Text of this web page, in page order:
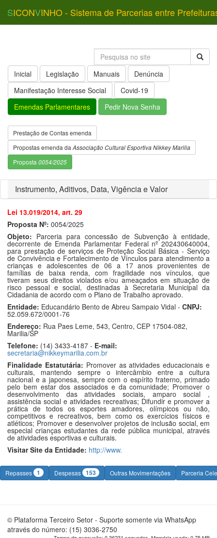
SICONVINHO - Sistema de Parcerias entre
Inicial Legislação Manuais
Denúncia
Manifestação Interesse Social
Covid-19
Emendas Parlamentares
Pedir Nova Senha
Prestação de Contas emenda
Propostas emenda da Associação Cultural Esportiva Nikkey Marilia
Proposta 0054/2025
Instrumento, Aditivos, Data, Vigência e Valor
Lei 13.019/2014, art. 29
Proposta Nº: 0054/2025
Objeto: Parceria para concessão de Subvenção à entidade,
decorrente de Emenda Parlamentar Federal nº 202430640004,
para prestação de serviços de Proteção Social Básica - Serviço
de Convivência e Fortalecimento de Vínculos para atendimento a
crianças e adolescentes de 06 a 17 anos provenientes de
famílias de baixa renda, com fragilidade nos vínculos, que
tiveram seus direitos violados e/ou ameaçados em situação de
risco pessoal e social, destinadas à Secretaria Municipal da
Cidadania de acordo com o Plano de Trabalho aprovado.
Entidade: Educandário Bento de Abreu Sampaio Vidal - CNPJ:
52.059.672/0001-76
Endereço: Rua Paes Leme, 543, Centro, CEP 17504-082,
Marilia/SP
Telefone: (14) 3433-4187 - E-mail:
secretaria@nikkeymarilia.com.br
Finalidade Estatutária: Promover as atividades educacionais e
culturais, mantendo sempre o intercâmbio entre a cultura
nacional e a japonesa, sempre com o espírito fraterno, primado
pelo bem estar dos associados e da comunidade; Promover o
desenvolvimento das atividades sociais, amparo social ,
assistência social e atividades recreativas; Difundir e promover a
prática de todos os esportes amadores, olímpicos ou não,
competitivos e recreativos, bem como os exercícios físicos e
atléticos; Promover e desenvolver projetos de inclusão social, em
especial crianças estudantes da rede pública municipal, através
de atividades esportivas e culturais.
Visitar Site da Entidade: http://www.
Repasses 1 Despesas 153 Outras Movimentações Parceria
© Plataforma Terceiro Setor - Suporte somente via WhatsApp
através do número: (15) 3036-2750